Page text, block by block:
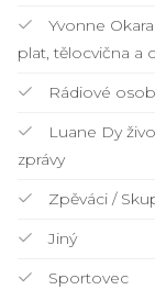
Yvonne
plat, tělocvična a
Rádiové
Luane Dy
zprávy
Zpěváci /
Jiný
Sportovec